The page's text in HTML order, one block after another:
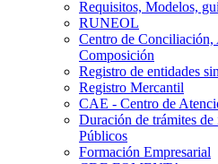
Requisitos, Modelos,
RUNEOL
Centro de
Composición
Registro de entidades
Registro Mercantil
CAE - Centro de
Duración de trámites
Públicos
Formación Empresarial